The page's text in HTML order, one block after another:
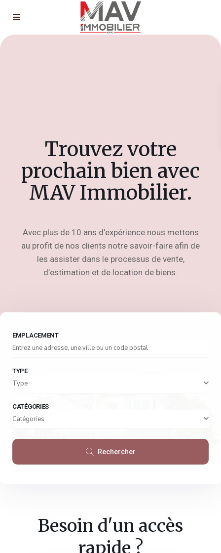
Trouvez votre
prochain bien avec
MAV Immobilier.
Avec plus de 10 ans d’expérience nous mettons
au profit de nos clients notre savoir-faire afin de
les assister dans le processus de vente,
d’estimation et de location de biens.
EMPLACEMENT
TYPE
Type
CATÉGORIES
Catégories
Rechercher
Besoin d'un accès
rapide ?